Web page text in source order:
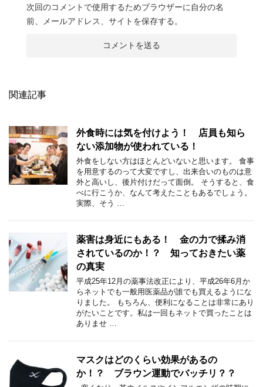
次回のコメントで使用するためブラウザーに自分の名
前、メールアドレス、サイトを保存する。
関連記事
外食時には気を付けよう！ 店員も知ら
ない添加物が使われている！
外食をしない方はほとんどいないと思います。 食事
を用意するのって大変ですし、出来合いのものは意
外と高いし、後片付けだって面倒。 そうすると、食
べに行こうか、なんて考えたこともあるでしょう。
実際、そう …
薬害は身近にもある！ 金の力で揉み消
されているのか！？ 知っておきたい薬
の真実
平成25年12月の薬事法改正により、平成26年6月か
らネットでも一般用医薬品が誰でも買えるようにな
りました。 もちろん、便利になることは非常にあり
がたいことです。私は一回もネットで買ったことは
ありませ …
マスクはどのくらい効果があるの
か！？ ブラウン運動でバッチリ？？